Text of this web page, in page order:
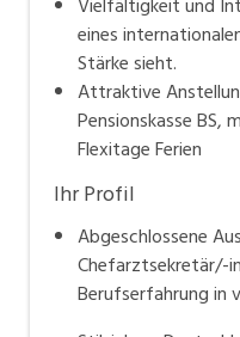
eines
Stärke sieht.
Attraktive
Pensionskasse BS,
Flexitage Ferien
Ihr Profil
Abgeschlossene
Chefarztsekretär/-
Berufserfahrung in